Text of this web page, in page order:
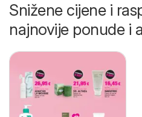
Snižene cijene i
najnovije ponude i